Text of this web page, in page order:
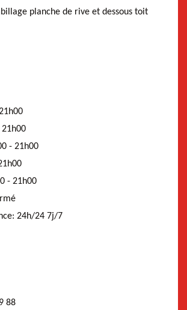
planche de rive et dessous toit
- 21h00
- 21h00
24h/24 7j/7
88